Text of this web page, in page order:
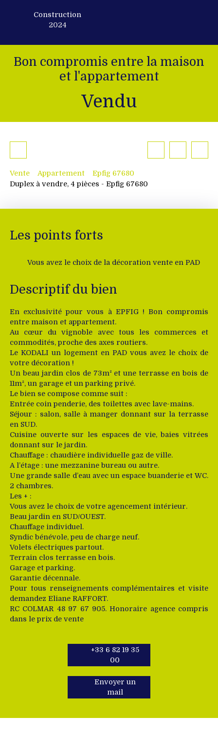
Construction
2024
Bon compromis entre la maison
et l'appartement
Vendu
Vente Appartement
Epfig 67680
Duplex à vendre, 4 pièces - Epfig 67680
Les points forts
Vous avez le choix de la décoration vente en PAD
Descriptif du bien
En exclusivité pour vous à EPFIG ! Bon compromis
entre maison et appartement.
Au cœur du vignoble avec tous les commerces et
commodités, proche des axes routiers.
Le KODALI un logement en PAD vous avez le choix de
votre décoration !
Un beau jardin clos de 73m² et une terrasse en bois de
11m², un garage et un parking privé.
Le bien se compose comme suit :
Entrée coin penderie, des toilettes avec lave-mains.
Séjour : salon, salle à manger donnant sur la terrasse
en SUD.
Cuisine ouverte sur les espaces de vie, baies vitrées
donnant sur le jardin.
Chauffage : chaudière individuelle gaz de ville.
A l’étage : une mezzanine bureau ou autre.
Une grande salle d’eau avec un espace buanderie et WC.
2 chambres.
Les + :
Vous avez le choix de votre agencement intérieur.
Beau jardin en SUD/OUEST.
Chauffage individuel.
Syndic bénévole, peu de charge neuf.
Volets électriques partout.
Terrain clos terrasse en bois.
Garage et parking.
Garantie décennale.
Pour tous renseignements complémentaires et visite
demandez Eliane RAFFORT.
RC COLMAR 48 97 67 905. Honoraire agence compris
dans le prix de vente
+33 6 82 19 35
00
Envoyer un
mail